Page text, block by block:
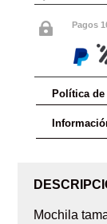
 Pagos
Política de
Mochila